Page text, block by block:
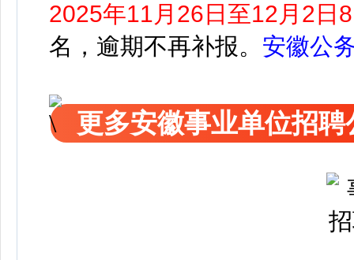
2025年11月26日至12月2
名，逾期不再补报。 安徽公
更多安徽事业单位招聘